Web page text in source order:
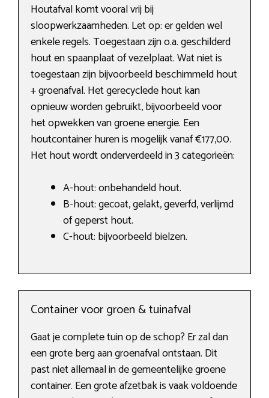
Houtafval komt vooral vrij bij
sloopwerkzaamheden. Let op: er gelden wel
enkele regels. Toegestaan zijn o.a. geschilderd
hout en spaanplaat of vezelplaat. Wat niet is
toegestaan zijn bijvoorbeeld beschimmeld hout
+ groenafval. Het gerecyclede hout kan
opnieuw worden gebruikt, bijvoorbeeld voor
het opwekken van groene energie. Een
houtcontainer huren is mogelijk vanaf €177,00.
Het hout wordt onderverdeeld in 3 categorieën:
A-hout: onbehandeld hout.
B-hout: gecoat, gelakt, geverfd, verlijmd
of geperst hout.
C-hout: bijvoorbeeld bielzen.
Container voor groen & tuinafval
Gaat je complete tuin op de schop? Er zal dan
een grote berg aan groenafval ontstaan. Dit
past niet allemaal in de gemeentelijke groene
container. Een grote afzetbak is vaak voldoende